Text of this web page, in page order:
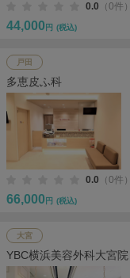
0.0 （0件）
44,000 円 (税込)
戸田
多恵皮ふ科
0.0 （0件）
66,000 円 (税込)
大宮
YBC横浜美容外科大宮院